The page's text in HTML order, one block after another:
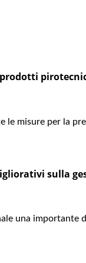
le misure per la
sulla
una